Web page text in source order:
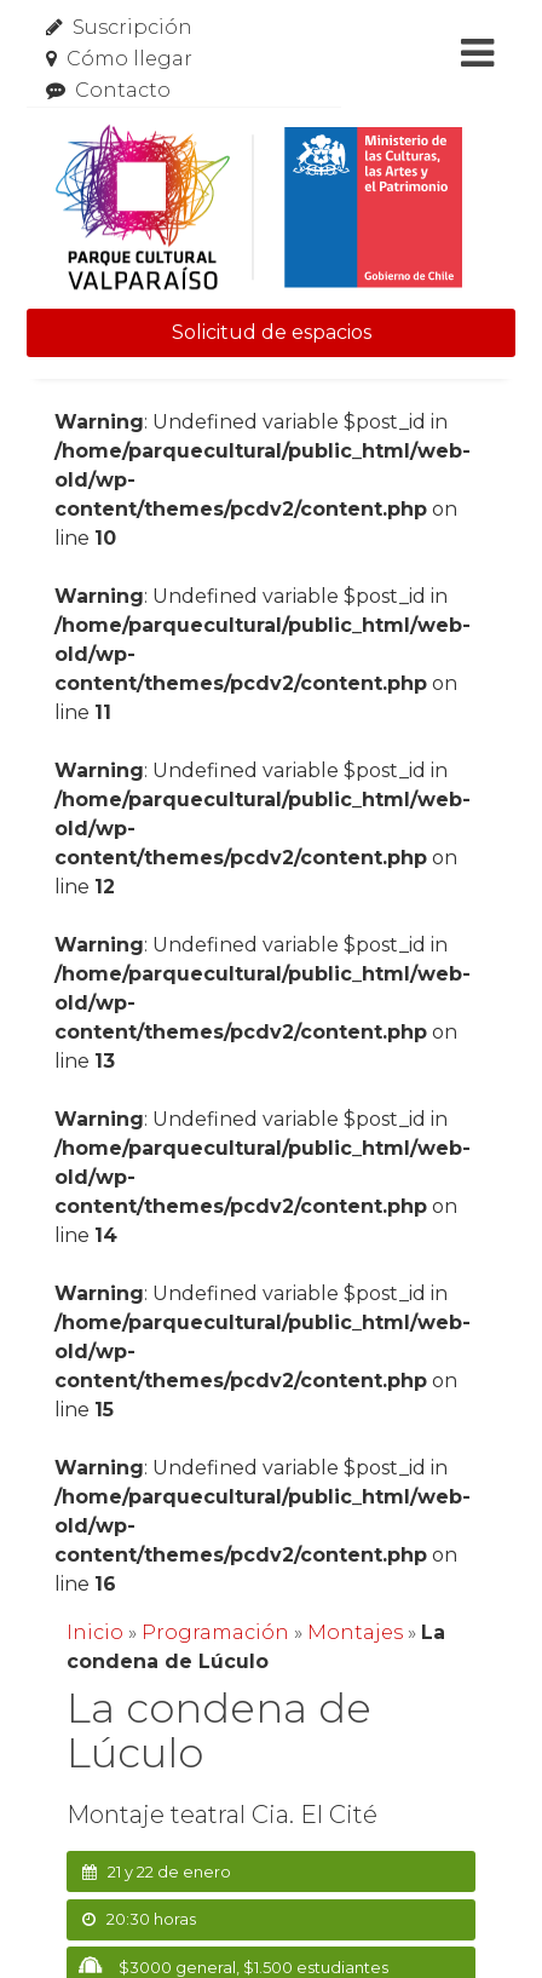
Suscripción
Cómo llegar
Contacto
Solicitud de espacios
Warning: Undefined variable $post_id in
/home/parquecultural/public_html/web-
old/wp-
content/themes/pcdv2/content.phpon
line 10
Warning: Undefined variable $post_id in
/home/parquecultural/public_html/web-
old/wp-
content/themes/pcdv2/content.phpon
line 11
Warning: Undefined variable $post_id in
/home/parquecultural/public_html/web-
old/wp-
content/themes/pcdv2/content.phpon
line 12
Warning: Undefined variable $post_id in
/home/parquecultural/public_html/web-
old/wp-
content/themes/pcdv2/content.phpon
line 13
Warning: Undefined variable $post_id in
/home/parquecultural/public_html/web-
old/wp-
content/themes/pcdv2/content.phpon
line 14
Warning: Undefined variable $post_id in
/home/parquecultural/public_html/web-
old/wp-
content/themes/pcdv2/content.phpon
line 15
Warning: Undefined variable $post_id in
/home/parquecultural/public_html/web-
old/wp-
content/themes/pcdv2/content.phpon
line 16
Inicio » Programación » Montajes» La
condena de Lúculo
La condena de
Lúculo
Montaje teatral Cia. El Cité
21 y 22 de enero
20:30 horas
$3000 general, $1.500 estudiantes